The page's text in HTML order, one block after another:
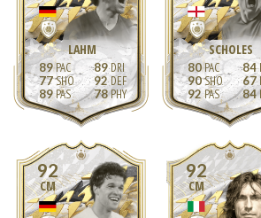
LAHM
89
77
89
89
92
78
SCHOLES
80
90
92
84
67
84
92
CM
92
CM